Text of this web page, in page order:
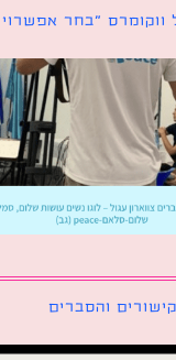
״בחר אפשרויות״
והסברים